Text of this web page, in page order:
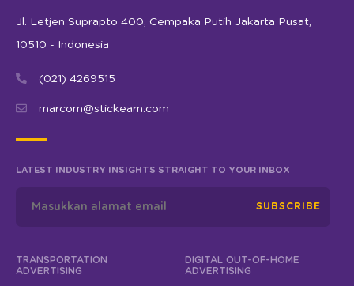
Jl. Letjen Suprapto 400, Cempaka Putih Jakarta Pusat,
10510 - Indonesia
(021) 4269515
marcom@stickearn.com
LATEST INDUSTRY INSIGHTS STRAIGHT TO YOUR INBOX
SUBSCRIBE
TRANSPORTATION
ADVERTISING
DIGITAL OUT-OF-HOME
ADVERTISING